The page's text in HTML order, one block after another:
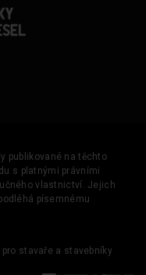
publikované na těchto
s platnými právními
vlastnictví. Jejich
písemnému
pro stavaře a stavebníky